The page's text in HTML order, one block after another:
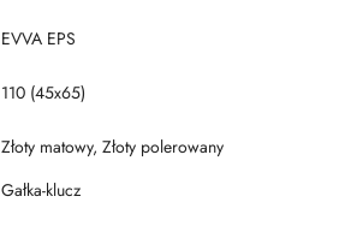
EVVA EPS
110 (45x65)
Złoty matowy, Złoty polerowany
Gałka-klucz